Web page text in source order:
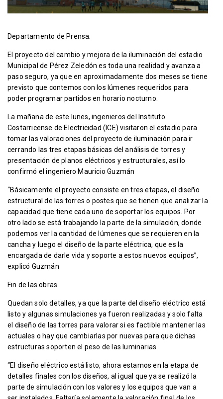
Departamento de Prensa.
El proyecto del cambio y mejora de la iluminación del estadio
Municipal de Pérez Zeledón es toda una realidad y avanza a
paso seguro, ya que en aproximadamente dos meses se tiene
previsto que contemos con los lúmenes requeridos para
poder programar partidos en horario nocturno.
La mañana de este lunes, ingenieros del Instituto
Costarricense de Electricidad (ICE) visitaron el estadio para
tomar las valoraciones del proyecto de iluminación para ir
cerrando las tres etapas básicas del análisis de torres y
presentación de planos eléctricos y estructurales, así lo
confirmó el ingeniero Mauricio Guzmán
“Básicamente el proyecto consiste en tres etapas, el diseño
estructural de las torres o postes que se tienen que analizar la
capacidad que tiene cada uno de soportar los equipos. Por
otro lado se está trabajando la parte de la simulación, donde
podemos ver la cantidad de lúmenes que se requieren en la
cancha y luego el diseño de la parte eléctrica, que es la
encargada de darle vida y soporte a estos nuevos equipos”,
explicó Guzmán
Fin de las obras
Quedan solo detalles, ya que la parte del diseño eléctrico está
listo y algunas simulaciones ya fueron realizadas y solo falta
el diseño de las torres para valorar si es factible mantener las
actuales o hay que cambiarlas por nuevas para que dichas
estructuras soporten el peso de las luminarias.
“El diseño eléctrico está listo, ahora estamos en la etapa de
detalles finales con los diseños, al igual que ya se realizó la
parte de simulación con los valores y los equipos que van a